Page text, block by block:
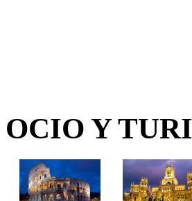
OCIO Y